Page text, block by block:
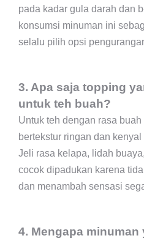
pada kadar gula darah dan
konsumsi minuman ini
selalu pilih opsi
3. Apa saja topping
untuk teh buah?
Untuk teh dengan rasa
bertekstur ringan dan
Jeli rasa kelapa, lidah
cocok dipadukan karena
dan menambah sensasi
4. Mengapa